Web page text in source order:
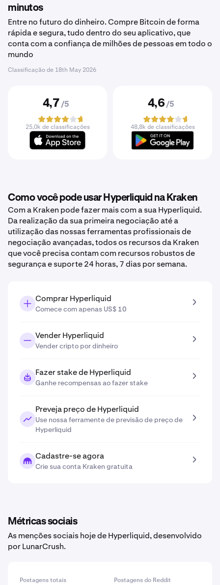
minutos
Entre no futuro do dinheiro. Compre Bitcoin de forma
rápida e segura, tudo dentro do seu aplicativo, que
conta com a confiança de milhões de pessoas em todo o
mundo
Classificação de 18th May 2026
4,7 /5
25,0k de classificações
4,6 /5
48,8k de classificações
Como você pode usar Hyperliquid na Kraken
Com a Kraken pode fazer mais com a sua Hyperliquid.
Da realização da sua primeira negociação até a
utilização das nossas ferramentas profissionais de
negociação avançadas, todos os recursos da Kraken
que você precisa contam com recursos robustos de
segurança e suporte 24 horas, 7 dias por semana.
Comprar Hyperliquid
Comece com apenas US$ 10
Vender Hyperliquid
Vender cripto por dinheiro
Fazer stake de Hyperliquid
Ganhe recompensas ao fazer stake
Preveja preço de Hyperliquid
Use nossa ferramente de previsão de preço de
Hyperliquid
Cadastre-se agora
Crie sua conta Kraken gratuita
Métricas sociais
As menções sociais hoje de Hyperliquid, desenvolvido
por LunarCrush.
Postagens totais Postagens do Reddit